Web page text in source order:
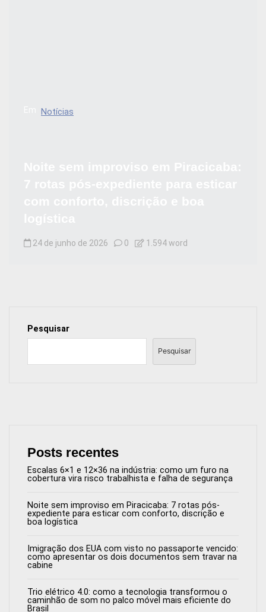
Notícias
24 de junho de 2026 0 1.594 word
Pesquisar
Pesquisar
Posts recentes
Escalas 6×1 e 12×36 na indústria: como um furo na
cobertura vira risco trabalhista e falha de segurança
Noite sem improviso em Piracicaba: 7 rotas pós-
expediente para esticar com conforto, discrição e
boa logística
Imigração dos EUA com visto no passaporte vencido:
como apresentar os dois documentos sem travar na
cabine
Trio elétrico 4.0: como a tecnologia transformou o
caminhão de som no palco móvel mais eficiente do
Brasil